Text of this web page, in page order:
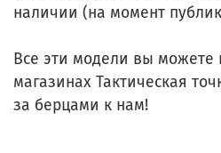
наличии (на момент
Все эти модели вы можете
магазинах Тактическая
за берцами к нам!